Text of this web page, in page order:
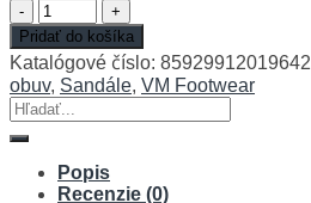
množstvo
BRUSEL
pracovná
členková
Pridať do košíka
Katalógové číslo: 85929912019642
obuv, Sandále, VM Footwear
Hľadať:
Popis
Recenzie (0)